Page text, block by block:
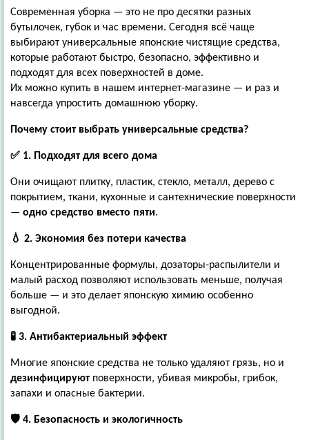
Современная уборка — это не про десятки разных
бутылочек, губок и час времени. Сегодня всё чаще
выбирают универсальные японские чистящие средства,
которые работают быстро, безопасно, эффективно и
подходят для всех поверхностей в доме.
Их можно купить в нашем интернет-магазине — и раз и
навсегда упростить домашнюю уборку.
Почему стоит выбрать универсальные средства?
✅ 1. Подходят для всего дома
Они очищают плитку, пластик, стекло, металл, дерево с
покрытием, ткани, кухонные и сантехнические поверхности
— одно средство вместо пяти.
💧 2. Экономия без потери качества
Концентрированные формулы, дозаторы-распылители и
малый расход позволяют использовать меньше, получая
больше — и это делает японскую химию особенно
выгодной.
🧪 3. Антибактериальный эффект
Многие японские средства не только удаляют грязь, но и
дезинфицируютповерхности, убивая микробы, грибок,
запахи и опасные бактерии.
🛡 ️ 4. Безопасность и экологичность